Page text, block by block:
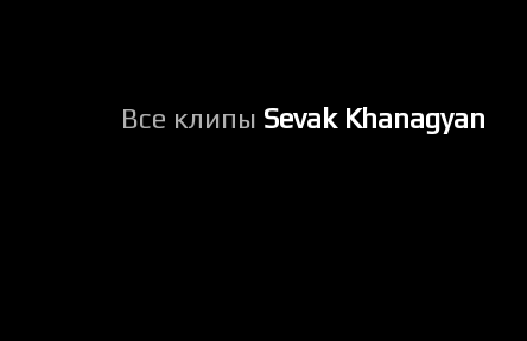
Все клипы Sevak Khanagyan